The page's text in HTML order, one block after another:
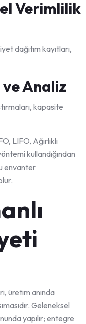
Verimlilik
dağıtım kayıtları,
Analiz
kapasite
LIFO, Ağırlıklı
kullandığından
envanter
üretim anında
Geleneksel
yapılır; entegre